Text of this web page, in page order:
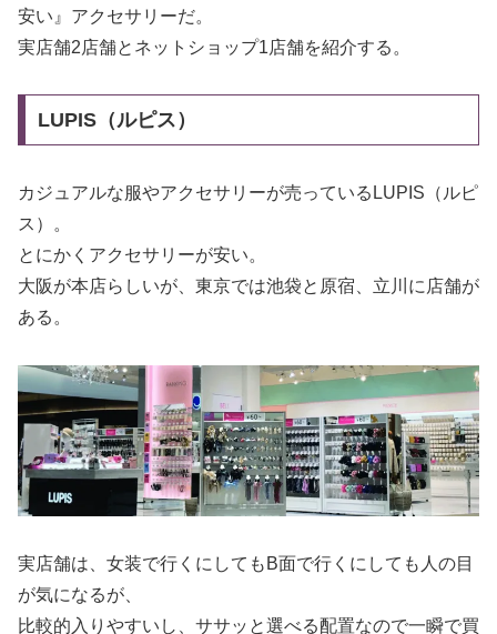
安い』アクセサリーだ。
実店舗2店舗とネットショップ1店舗を紹介する。
LUPIS（ルピス）
カジュアルな服やアクセサリーが売っているLUPIS（ルピ
ス）。
とにかくアクセサリーが安い。
大阪が本店らしいが、東京では池袋と原宿、立川に店舗が
ある。
実店舗は、女装で行くにしてもB面で行くにしても人の目
が気になるが、
比較的入りやすいし、ササッと選べる配置なので一瞬で買